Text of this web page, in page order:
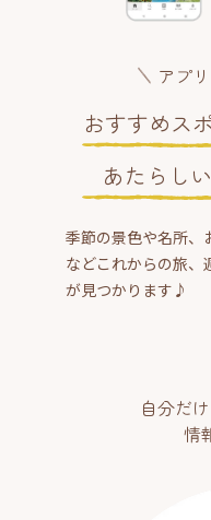
アプ
おすすめス
あたらし
季節の景色や名所、
などこれからの旅、
が見つかります♪
自分だ
情